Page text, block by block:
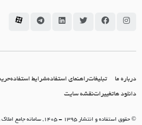
سامانه جاما در اینستاگرام
سامانه جاما در فیسبوک
سامانه جاما در توئیتر
سامانه جاما در
سامانه جاما
درباره ما تبلیغاتراهنمای استفادهشرایط استفاده
دانلود هاتغییراتنقشه سایت
© حقوق استفاده و انتشار 1395 - 1405, سامانه جامع املاک و مشاورین املاک (سامانه جاما)